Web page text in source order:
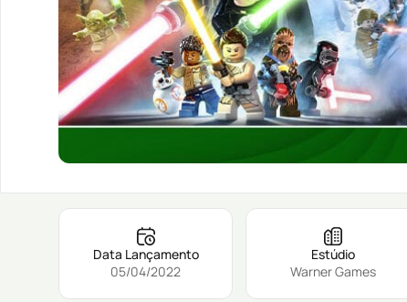
Data Lançamento
05/04/2022
Estúdio
Warner Games